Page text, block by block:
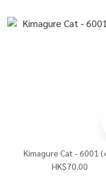
Kimagure Cat - 6001
HK$70.00